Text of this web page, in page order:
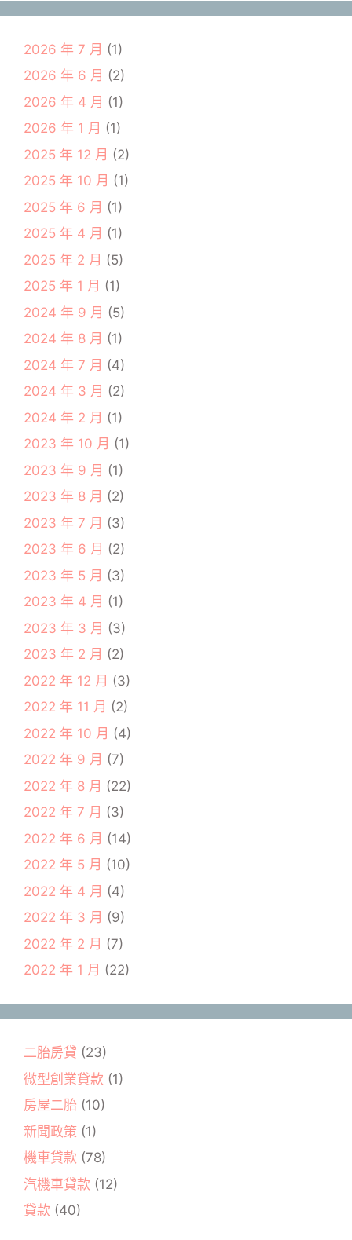
2026 年 7 月 (1)
2026 年 6 月 (2)
2026 年 4 月 (1)
2026 年 1 月 (1)
2025 年 12 月 (2)
2025 年 10 月 (1)
2025 年 6 月 (1)
2025 年 4 月 (1)
2025 年 2 月 (5)
2025 年 1 月 (1)
2024 年 9 月 (5)
2024 年 8 月 (1)
2024 年 7 月 (4)
2024 年 3 月 (2)
2024 年 2 月 (1)
2023 年 10 月 (1)
2023 年 9 月 (1)
2023 年 8 月 (2)
2023 年 7 月 (3)
2023 年 6 月 (2)
2023 年 5 月 (3)
2023 年 4 月 (1)
2023 年 3 月 (3)
2023 年 2 月 (2)
2022 年 12 月 (3)
2022 年 11 月 (2)
2022 年 10 月 (4)
2022 年 9 月 (7)
2022 年 8 月 (22)
2022 年 7 月 (3)
2022 年 6 月 (14)
2022 年 5 月 (10)
2022 年 4 月 (4)
2022 年 3 月 (9)
2022 年 2 月 (7)
2022 年 1 月 (22)
二胎房貸 (23)
微型創業貸款 (1)
房屋二胎 (10)
新聞政策 (1)
機車貸款 (78)
汽機車貸款 (12)
貸款 (40)